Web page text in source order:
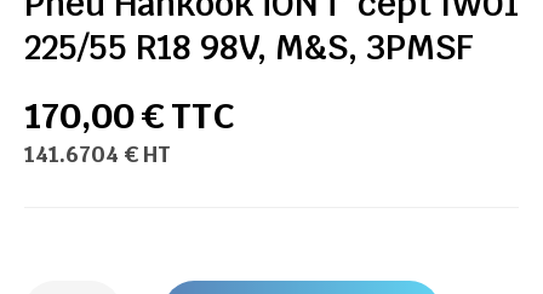
225/55 R18 98V, M&S, 3PMSF
170,00 € TTC
141.6704 € HT